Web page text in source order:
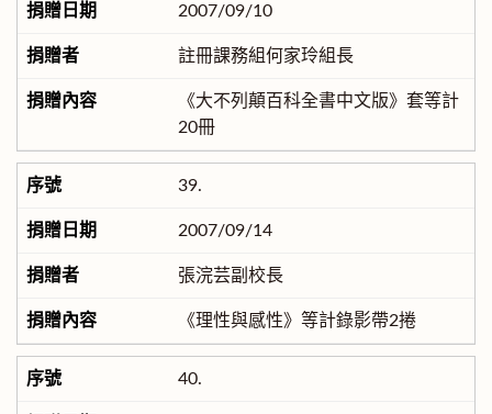
2007/09/10
註冊課務組何家玲組長
《大不列顛百科全書中文版》套等計
20冊
39.
2007/09/14
張浣芸副校長
《理性與感性》等計錄影帶2捲
40.